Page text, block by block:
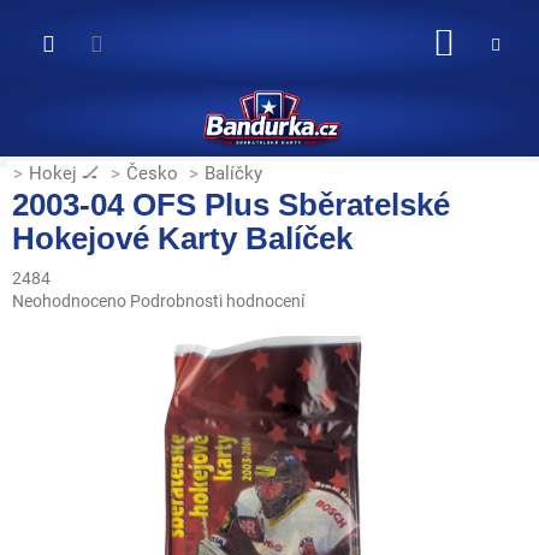
obsah
Hokej 🏒 Česko Balíčky
2003-04 OFS Plus Sběratelské
Hokejové Karty Balíček
2484
Průměrné
Neohodnoceno Podrobnosti hodnocení